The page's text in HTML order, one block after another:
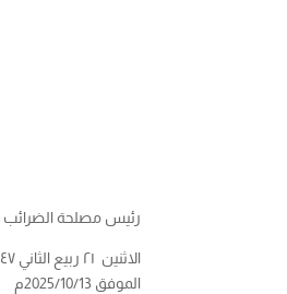
رئيس مصلحة الضرائب
الاثنين ٢١ ربيع الثاني ١٤٤٧ هجرية
الموفق 2025/10/13م